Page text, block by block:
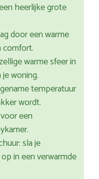
heerlijke grote
door een warme
comfort.
warme sfeer in
woning.
temperatuur
wordt.
een
sla je
in een verwarmde